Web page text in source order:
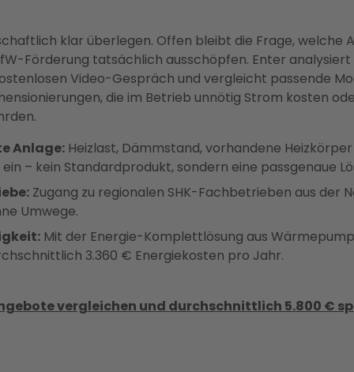
klar überlegen. Offen bleibt die Frage, welche
Förderung tatsächlich ausschöpfen. Enter
Video-Gespräch und vergleicht passende
die im Betrieb unnötig Strom kosten
Anlage:Heizlast, Dämmstand, vorhandene
– kein Standardprodukt, sondern eine passgenaue
Zugang zu regionalen SHK-Fachbetrieben aus der
Umwege.
Mit der Energie-Komplettlösung aus
3.360 € Energiekosten pro Jahr.
vergleichen und durchschnittlich 5.800 €